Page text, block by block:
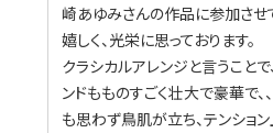
崎あゆみさんの作品に参加させ
嬉しく、光栄に思っております。
クラシカルアレンジと言うこと
ンドもものすごく壮大で豪華で、
も思わず鳥肌が立ち、テンション